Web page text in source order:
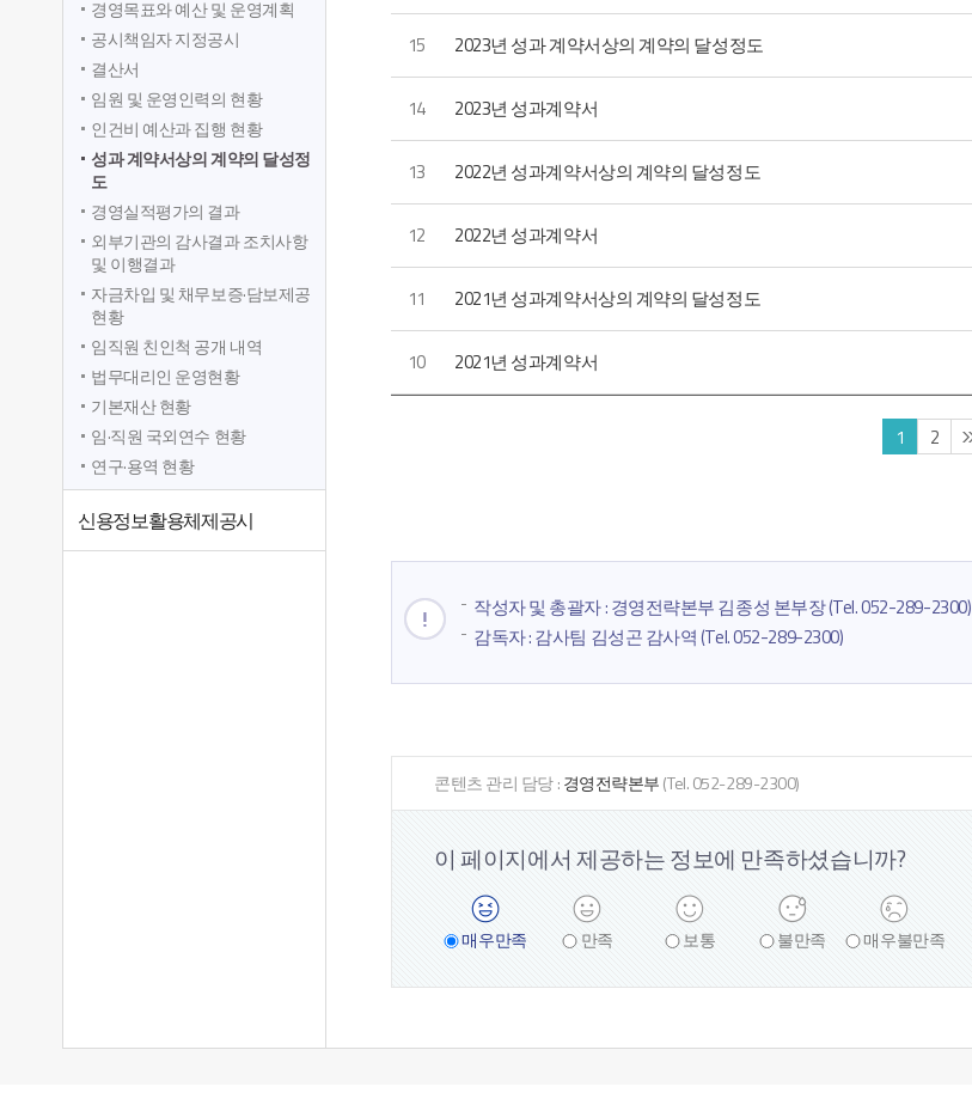
경영목표와 예산 및 운영계획
공시책임자 지정공시
결산서
임원 및 운영인력의 현황
인건비 예산과 집행 현황
성과 계약서상의 계약의 달성정
도
경영실적평가의 결과
외부기관의 감사결과 조치사항
및 이행결과
자금차입 및 채무보증·담보제공
현황
임직원 친인척 공개 내역
법무대리인 운영현황
기본재산 현황
임·직원 국외연수 현황
연구·용역 현황
신용정보활용체제공시
15 2023년 성과 계약서상의 계약의 달성정도
14 2023년 성과계약서
13 2022년 성과계약서상의 계약의 달성정도
12 2022년 성과계약서
11 2021년 성과계약서상의 계약의 달성정도
10 2021년 성과계약서
1 2
작성자 및 총괄자 : 경영전략본부 김종성 본부장 (Tel. 052-289-2300)
감독자 : 감사팀 김성곤 감사역 (Tel. 052-289-2300)
콘텐츠 관리 담당 :경영전략본부(Tel. 052-289-2300)
이 페이지에서 제공하는 정보에 만족하셨습니까?
매우만족 만족 보통 불만족 매우불만족